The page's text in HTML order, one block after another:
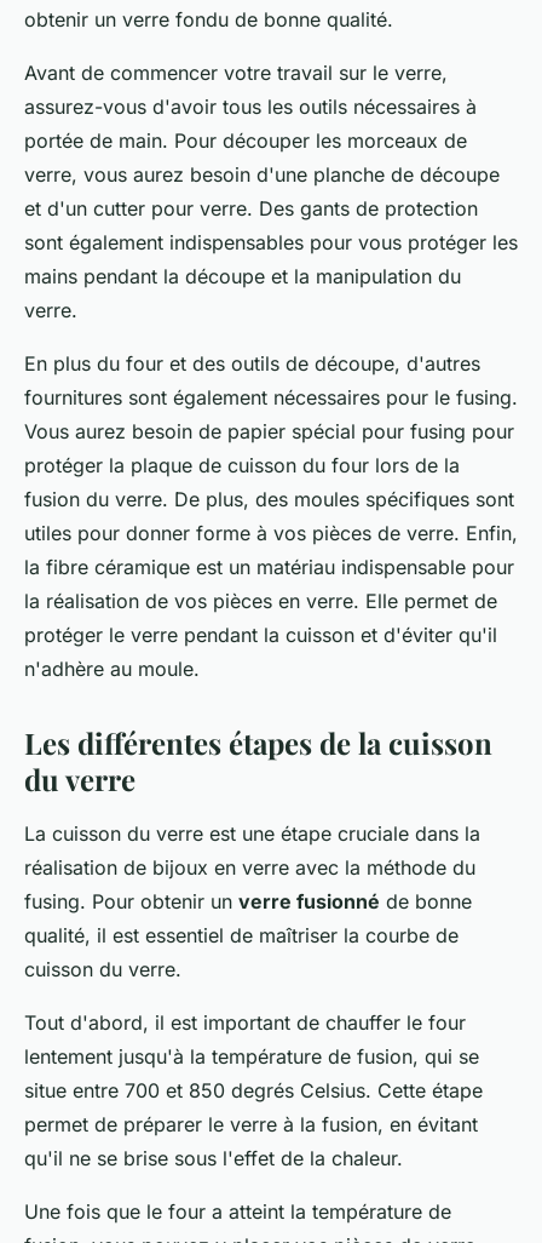
obtenir un verre fondu de bonne qualité.
Avant de commencer votre travail sur le verre,
assurez-vous d'avoir tous les outils nécessaires à
portée de main. Pour découper les morceaux de
verre, vous aurez besoin d'une planche de découpe
et d'un cutter pour verre. Des gants de protection
sont également indispensables pour vous protéger les
mains pendant la découpe et la manipulation du
verre.
En plus du four et des outils de découpe, d'autres
fournitures sont également nécessaires pour le fusing.
Vous aurez besoin de papier spécial pour fusing pour
protéger la plaque de cuisson du four lors de la
fusion du verre. De plus, des moules spécifiques sont
utiles pour donner forme à vos pièces de verre. Enfin,
la fibre céramique est un matériau indispensable pour
la réalisation de vos pièces en verre. Elle permet de
protéger le verre pendant la cuisson et d'éviter qu'il
n'adhère au moule.
Les différentes étapes de la cuisson
du verre
La cuisson du verre est une étape cruciale dans la
réalisation de bijoux en verre avec la méthode du
fusing. Pour obtenir un verre fusionné de bonne
qualité, il est essentiel de maîtriser la courbe de
cuisson du verre.
Tout d'abord, il est important de chauffer le four
lentement jusqu'à la température de fusion, qui se
situe entre 700 et 850 degrés Celsius. Cette étape
permet de préparer le verre à la fusion, en évitant
qu'il ne se brise sous l'effet de la chaleur.
Une fois que le four a atteint la température de